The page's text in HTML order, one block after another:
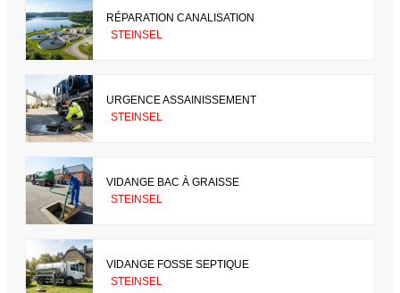
RÉPARATION CANALISATION
STEINSEL
URGENCE ASSAINISSEMENT
STEINSEL
VIDANGE BAC À GRAISSE
STEINSEL
VIDANGE FOSSE SEPTIQUE
STEINSEL